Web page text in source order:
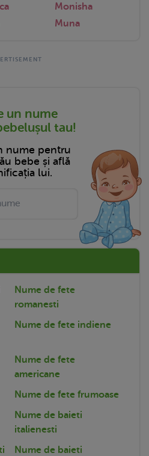
Monisha
Muna
un nume
tau!
nume pentru
bebe și află
lui.
Nume de fete
romanesti
Nume de fete indiene
Nume de fete
americane
Nume de fete frumoase
Nume de baieti
italienesti
Nume de baieti